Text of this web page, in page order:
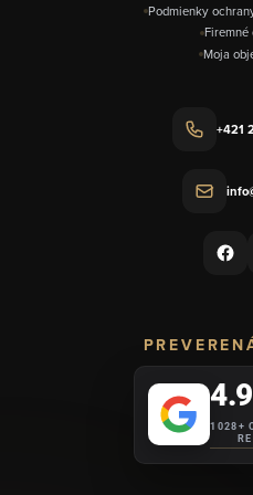
Podmienky
Firemné
Moja
+421
4.9
1028+